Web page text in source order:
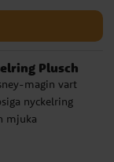
och
vilket gör att
ca 4 till 6 år.
Disney-
Plusch
magin vart
nyckelring
mjuka
mysig, och
perfekt att fästa